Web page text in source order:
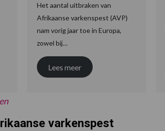
Het aantal uitbraken van
Afrikaanse varkenspest (AVP)
nam vorig jaar toe in Europa,
zowel bij…
Lees meer
varkenspest